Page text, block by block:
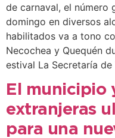
de carnaval, el número
domingo en diversos
habilitados va a tono
Necochea y Quequén
estival La Secretaría
El municipio
extranjeras
para una